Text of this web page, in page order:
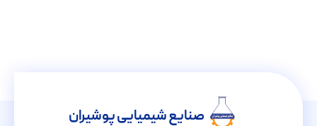
صنایع شیمیایی پوشیران